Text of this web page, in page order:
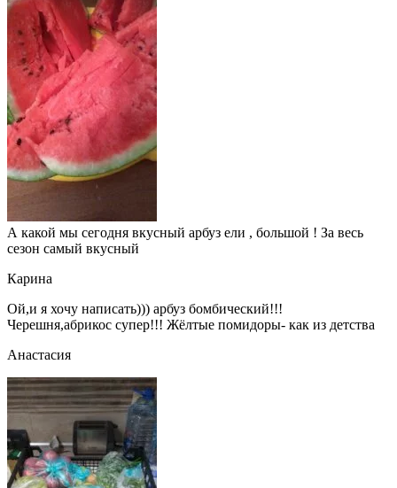
А какой мы сегодня вкусный арбуз ели , большой ! За весь
сезон самый вкусный
Карина
Ой,и я хочу написать))) арбуз бомбический!!!
Черешня,абрикос супер!!! Жёлтые помидоры- как из детства
Анастасия